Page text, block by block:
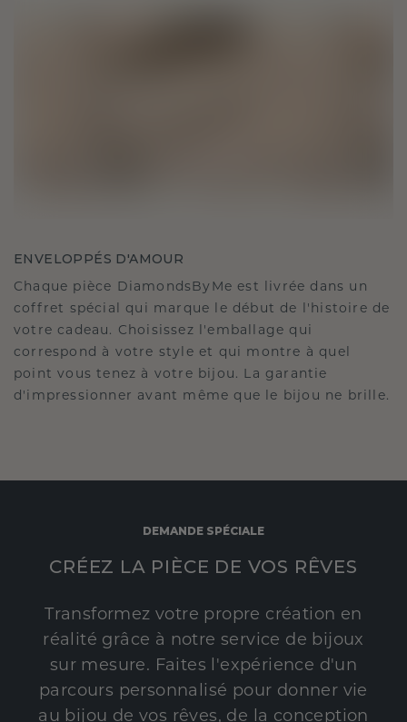
ENVELOPPÉS D'AMOUR
Chaque pièce DiamondsByMe est livrée dans un
coffret spécial qui marque le début de l'histoire de
votre cadeau. Choisissez l'emballage qui
correspond à votre style et qui montre à quel
point vous tenez à votre bijou. La garantie
d'impressionner avant même que le bijou ne brille.
DEMANDE SPÉCIALE
CRÉEZ LA PIÈCE DE VOS RÊVES
Transformez votre propre création en
réalité grâce à notre service de bijoux
sur mesure. Faites l'expérience d'un
parcours personnalisé pour donner vie
au bijou de vos rêves, de la conception